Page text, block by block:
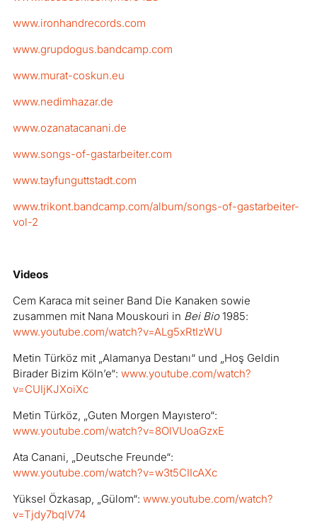
www.ironhandrecords.com
www.grupdogus.bandcamp.com
www.murat-coskun.eu
www.nedimhazar.de
www.ozanatacanani.de
www.songs-of-gastarbeiter.com
www.tayfunguttstadt.com
www.trikont.bandcamp.com/album/songs-of-gastarbeiter-
vol-2
Videos
Cem Karaca mit seiner Band Die Kanaken sowie
zusammen mit Nana Mouskouri in Bei Bio1985:
www.youtube.com/watch?v=ALg5xRtIzWU
Metin Türköz mit „Alamanya Destanı“ und „Hoş Geldin
Birader Bizim Köln’e“: www.youtube.com/watch?
v=CUIjKJXoiXc
Metin Türköz, „Guten Morgen Mayıstero“:
www.youtube.com/watch?v=8OlVUoaGzxE
Ata Canani, „Deutsche Freunde“:
www.youtube.com/watch?v=w3t5CIIcAXc
Yüksel Özkasap, „Gülom“: www.youtube.com/watch?
v=Tjdy7bqIV74